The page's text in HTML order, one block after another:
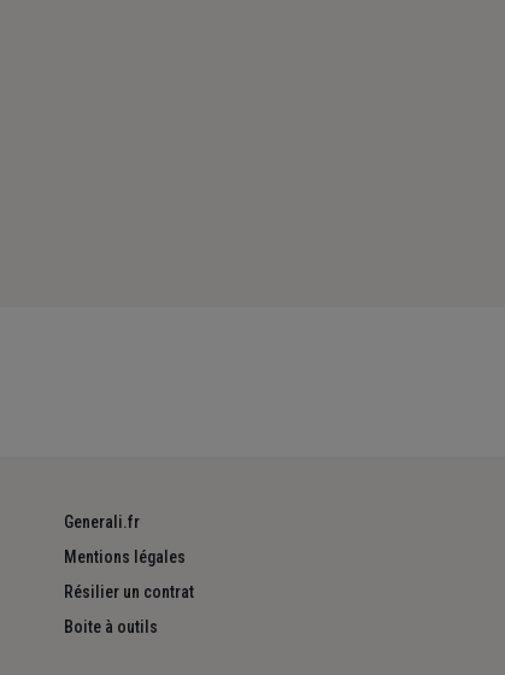
Generali.fr
Mentions légales
Résilier un contrat
Boite à outils